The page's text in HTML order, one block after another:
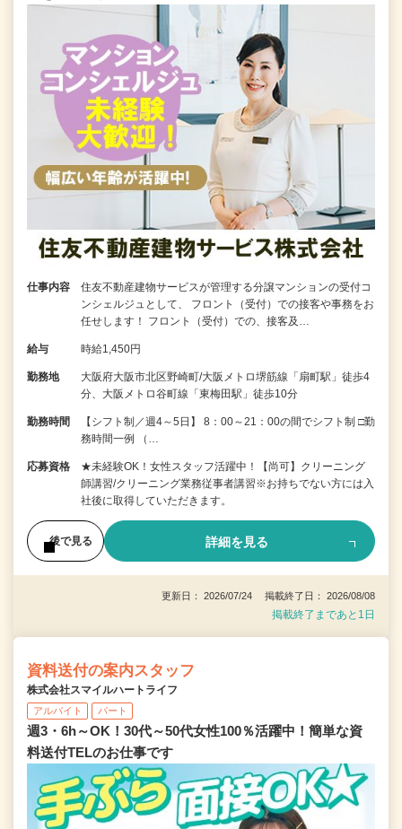
仕事内容
住友不動産建物サービスが管理する分譲マンションの受付コ
ンシェルジュとして、 フロント（受付）での接客や事務をお
任せします！ フロント（受付）での、接客及…
給与 時給1,450円
勤務地
大阪府大阪市北区野崎町/大阪メトロ堺筋線「扇町駅」徒歩4
分、大阪メトロ谷町線「東梅田駅」徒歩10分
勤務時間
【シフト制／週4～5日】 8：00～21：00の間でシフト制 □勤
務時間一例 （…
応募資格
★未経験OK！女性スタッフ活躍中！【尚可】クリーニング
師講習/クリーニング業務従事者講習※お持ちでない方には入
社後に取得していただきます。
後で見る 詳細を見る
更新日： 2026/07/24 掲載終了日： 2026/08/08
掲載終了まであと1日
資料送付の案内スタッフ
株式会社スマイルハートライフ
アルバイト パート
週3・6h～OK！30代～50代女性100％活躍中！簡単な資
料送付TELのお仕事です